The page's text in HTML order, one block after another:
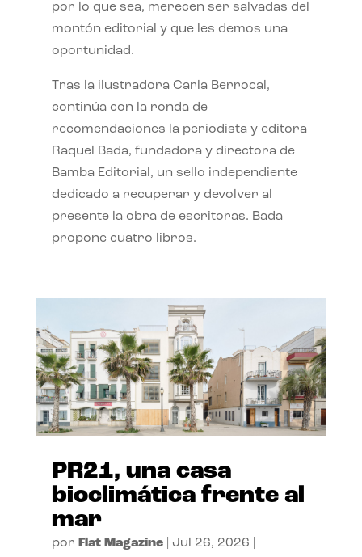
por lo que sea, merecen ser salvadas del
montón editorial y que les demos una
oportunidad.
Tras la ilustradora Carla Berrocal,
continúa con la ronda de
recomendaciones la periodista y editora
Raquel Bada, fundadora y directora de
Bamba Editorial, un sello independiente
dedicado a recuperar y devolver al
presente la obra de escritoras. Bada
propone cuatro libros.
PR21, una casa
bioclimática frente al
mar
por Flat Magazine| Jul 26, 2026